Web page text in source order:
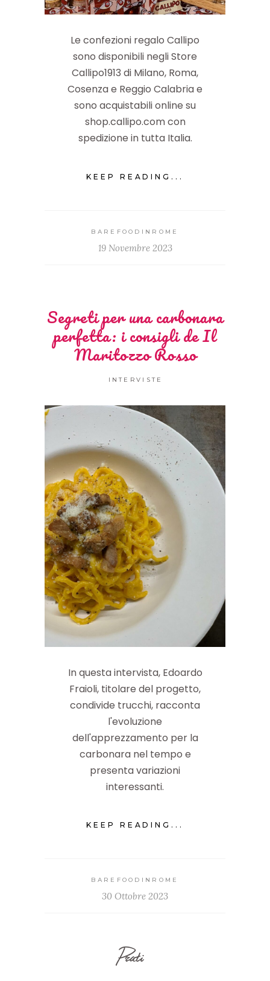
Le confezioni regalo Callipo
sono disponibili negli Store
Callipo1913 di Milano, Roma,
Cosenza e Reggio Calabria e
sono acquistabili online su
shop.callipo.com con
spedizione in tutta Italia.
KEEP READING...
BAREFOODINROME
19 Novembre 2023
Segreti per una carbonara
perfetta: i consigli de Il
Maritozzo Rosso
INTERVISTE
In questa intervista, Edoardo
Fraioli, titolare del progetto,
condivide trucchi, racconta
l'evoluzione
dell'apprezzamento per la
carbonara nel tempo e
presenta variazioni
interessanti.
KEEP READING...
BAREFOODINROME
30 Ottobre 2023
Prati